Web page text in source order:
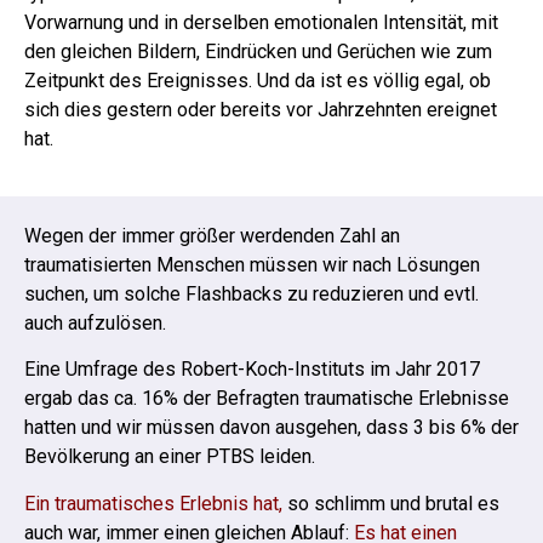
Vorwarnung und in derselben emotionalen Intensität, mit
den gleichen Bildern, Eindrücken und Gerüchen wie zum
Zeitpunkt des Ereignisses. Und da ist es völlig egal, ob
sich dies gestern oder bereits vor Jahrzehnten ereignet
hat.
Wegen der immer größer werdenden Zahl an
traumatisierten Menschen müssen wir nach Lösungen
suchen, um solche Flashbacks zu reduzieren und evtl.
auch aufzulösen.
Eine Umfrage des Robert-Koch-Instituts im Jahr 2017
ergab das ca. 16% der Befragten traumatische Erlebnisse
hatten und wir müssen davon ausgehen, dass 3 bis 6% der
Bevölkerung an einer PTBS leiden.
Ein traumatisches Erlebnis hat, so schlimm und brutal es
auch war, immer einen gleichen Ablauf: Es hat einen